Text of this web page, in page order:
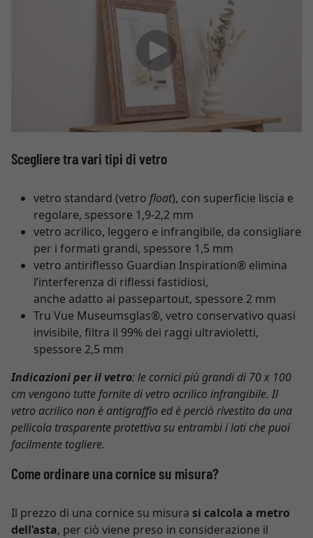
Scegliere tra vari tipi di vetro
vetro standard (vetro float), con superficie liscia e
regolare, spessore 1,9-2,2 mm
vetro acrilico, leggero e infrangibile, da consigliare
per i formati grandi, spessore 1,5 mm
vetro antiriflesso Guardian Inspiration® elimina
l’interferenza di riflessi fastidiosi,
anche adatto ai passepartout, spessore 2 mm
Tru Vue Museumsglas®, vetro conservativo quasi
invisibile, filtra il 99% dei raggi ultravioletti,
spessore 2,5 mm
Indicazioni per il vetro: le cornici più grandi di 70 x 100
cm vengono tutte fornite di vetro acrilico infrangibile. Il
vetro acrilico non è antigraffio ed è perciò rivestito da una
pellicola trasparente protettiva su entrambi i lati che puoi
facilmente togliere.
Come ordinare una cornice su misura?
Il prezzo di una cornice su misura si calcola a metro
dell’asta, per ciò viene preso in considerazione il